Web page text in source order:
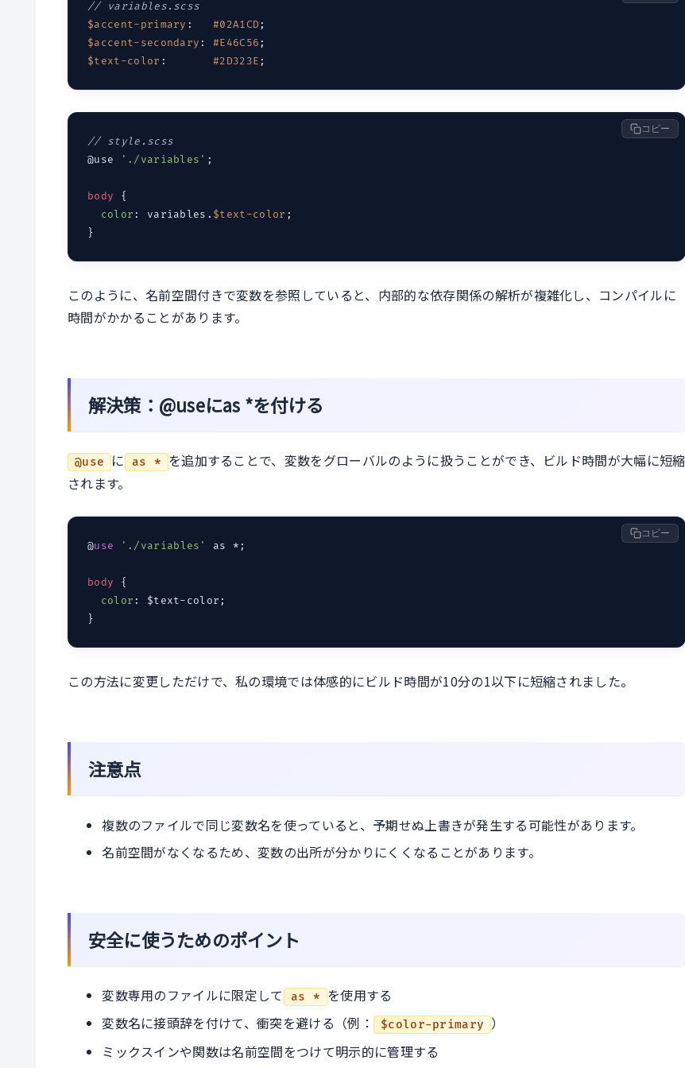
// variables.scss
$accent-primary : #02A1CD
$accent-secondary : #E46C56
$text-color : #2D323E
// style.scss
@use
'./variables' ;
body {
color : variables. $text-color ;
コピー
このように、名前空間付きで変数を参照していると、内部的な依存関係の解析が複雑化し、コンパイルに
時間がかかることがあります。
解決策：@useにas *を付ける
@use に as * を追加することで、変数をグローバルのように扱うことができ、ビルド時間が大幅に短縮
されます。
@use './variables' as *;
body {
color : $text-color;
コピー
この方法に変更しただけで、私の環境では体感的にビルド時間が10分の1以下に短縮されました。
注意点
複数のファイルで同じ変数名を使っていると、予期せぬ上書きが発生する可能性があります。
名前空間がなくなるため、変数の出所が分かりにくくなることがあります。
安全に使うためのポイント
変数専用のファイルに限定して as * を使用する
変数名に接頭辞を付けて、衝突を避ける（例：
$color-primary
）
ミックスインや関数は名前空間をつけて明示的に管理する